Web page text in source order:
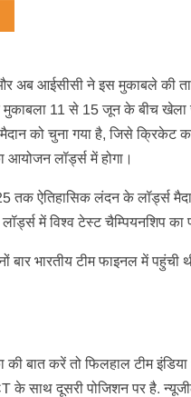
अब आईसीसी ने इस मुकाबले की
मुकाबला 11 से 15 जून के बीच खेला
को चुना गया है, जिसे क्रिकेट
आयोजन लॉर्ड्स में होगा।
तक ऐतिहासिक लंदन के लॉर्ड्स
में विश्व टेस्ट चैम्पियनशिप
भारतीय टीम फाइनल में पहुंची
बात करें तो फिलहाल टीम
साथ दूसरी पोजिशन पर है.